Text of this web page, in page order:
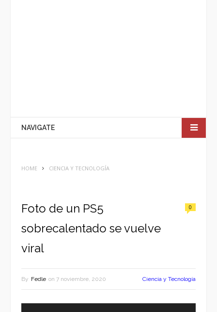
NAVIGATE
HOME CIENCIA Y TECNOLOGÍA
Foto de un PS5
sobrecalentado se vuelve
viral
0
By Fedle on 7 noviembre, 2020 Ciencia y Tecnología